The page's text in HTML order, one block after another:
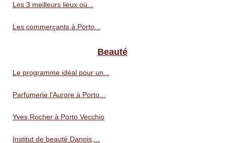
Les 3 meilleurs lieux où...
Les commerçants à Porto...
Beauté
Le programme idéal pour un...
Parfumerie l'Aurore à Porto...
Yves Rocher à Porto Vecchio
Institut de beauté Danois,...